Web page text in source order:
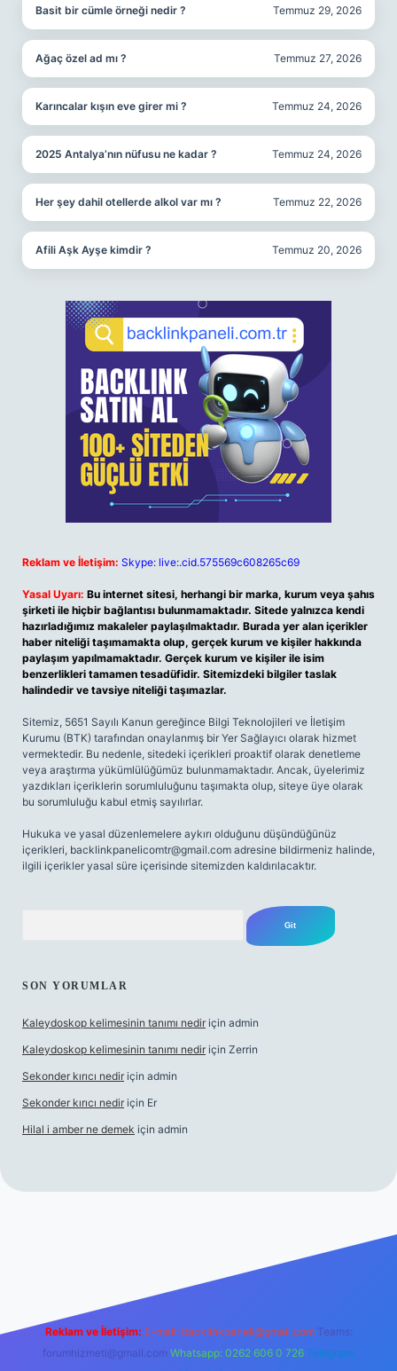
Basit bir cümle örneği nedir ? Temmuz 29, 2026
Ağaç özel ad mı ? Temmuz 27, 2026
Karıncalar kışın eve girer mi ? Temmuz 24, 2026
2025 Antalya’nın nüfusu ne kadar ? Temmuz 24, 2026
Her şey dahil otellerde alkol var mı ? Temmuz 22, 2026
Afili Aşk Ayşe kimdir ? Temmuz 20, 2026
Reklam ve İletişim: Skype: live:.cid.575569c608265c69
Yasal Uyarı: Bu internet sitesi, herhangi bir marka, kurum veya şahıs
şirketi ile hiçbir bağlantısı bulunmamaktadır. Sitede yalnızca kendi
hazırladığımız makaleler paylaşılmaktadır. Burada yer alan içerikler
haber niteliği taşımamakta olup, gerçek kurum ve kişiler hakkında
paylaşım yapılmamaktadır. Gerçek kurum ve kişiler ile isim
benzerlikleri tamamen tesadüfidir. Sitemizdeki bilgiler taslak
halindedir ve tavsiye niteliği taşımazlar.
Sitemiz, 5651 Sayılı Kanun gereğince Bilgi Teknolojileri ve İletişim
Kurumu (BTK) tarafından onaylanmış bir Yer Sağlayıcı olarak hizmet
vermektedir. Bu nedenle, sitedeki içerikleri proaktif olarak denetleme
veya araştırma yükümlülüğümüz bulunmamaktadır. Ancak, üyelerimiz
yazdıkları içeriklerin sorumluluğunu taşımakta olup, siteye üye olarak
bu sorumluluğu kabul etmiş sayılırlar.
Hukuka ve yasal düzenlemelere aykırı olduğunu düşündüğünüz
içerikleri, backlinkpanelicomtr@gmail.com adresine bildirmeniz halinde,
ilgili içerikler yasal süre içerisinde sitemizden kaldırılacaktır.
SON YORUMLAR
Kaleydoskop kelimesinin tanımı nedir için admin
Kaleydoskop kelimesinin tanımı nedir için Zerrin
Sekonder kırıcı nedir için admin
Sekonder kırıcı nedir için Er
Hilal i amber ne demek için admin
Reklam ve İletişim: E-mail: backlinkpaneli@gmail.com Teams:
forumhizmeti@gmail.com Whatsapp: 0262 606 0 726 Telegram: